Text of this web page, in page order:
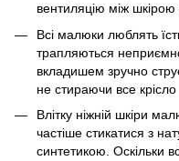
вентиляцію між шкірою
Всі малюки люблять
трапляються
вкладишем зручно
не стираючи все крісло
Влітку ніжній шкіри
частіше стикатися з
синтетикою. Оскільки